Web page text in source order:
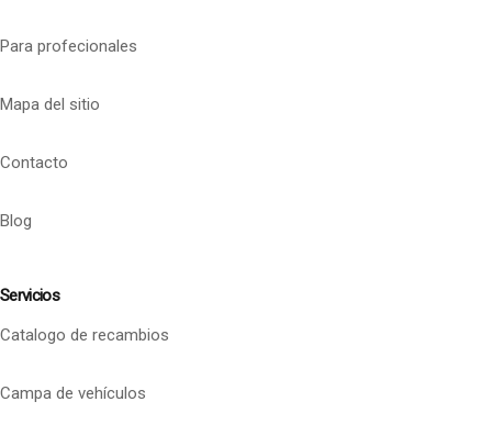
Para profecionales
Mapa del sitio
Contacto
Blog
Servicios
Catalogo de recambios
Campa de vehículos